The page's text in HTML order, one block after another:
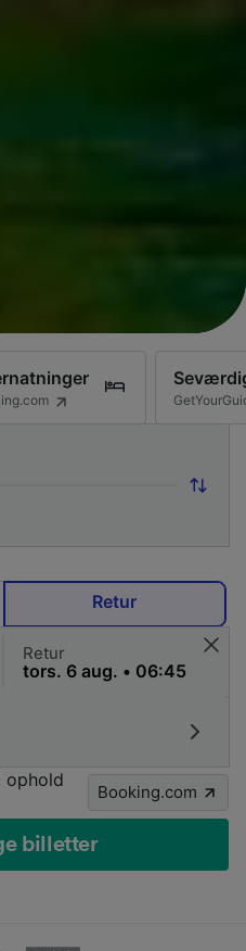
Retur
Retur
ophold
Booking.com
billetter